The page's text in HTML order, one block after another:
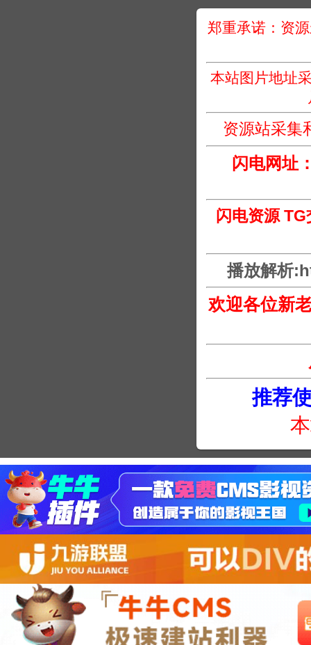
郑重承诺：资
本站图片地址
资源站采集
闪电网址
闪电资源 TG
播放解析
欢迎各位新
推荐